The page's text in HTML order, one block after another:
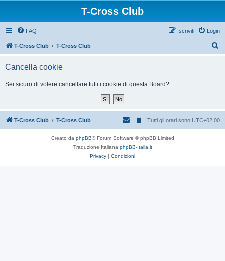
T-Cross Club
FAQ Login
Iscriviti
T-Cross Club T-Cross Club
Cancella cookie
Sei sicuro di volere cancellare tutti i cookie di questa Board?
T-Cross Club T-Cross Club Tutti gli orari sono UTC+02:00
Creato da phpBB® Forum Software © phpBB Limited
Traduzione Italiana phpBB-Italia.it
Privacy | Condizioni